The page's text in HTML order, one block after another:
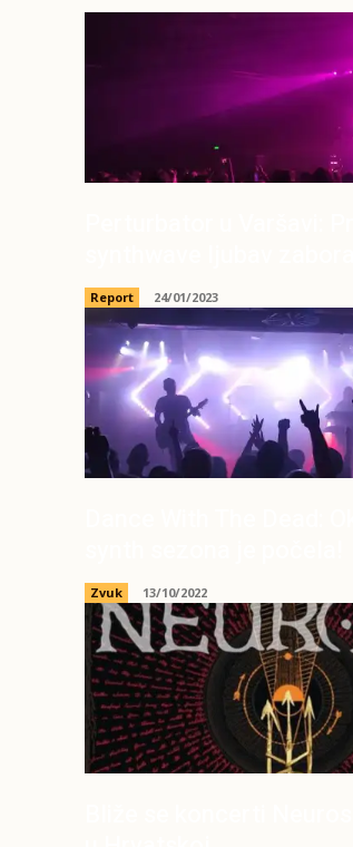
Report 24/01/2023
Zvuk 13/10/2022